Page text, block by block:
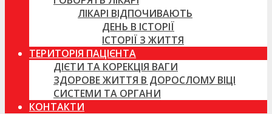
ЛІКАРІ ВІДПОЧИВАЮТЬ
ДЕНЬ В ІСТОРІЇ
ІСТОРІЇ З ЖИТТЯ
ТЕРИТОРІЯ ПАЦІЄНТА
ДІЄТИ ТА КОРЕКЦІЯ ВАГИ
ЗДОРОВЕ ЖИТТЯ В ДОРОСЛОМУ ВІЦІ
СИСТЕМИ ТА ОРГАНИ
КОНТАКТИ